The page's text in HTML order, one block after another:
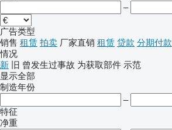
–
广告类型
销售 租赁 拍卖 厂家直销 租赁 贷款 分期付款
情况
新 旧 曾发生过事故 为获取部件 示范
显示全部
制造年份
–
特征
净重